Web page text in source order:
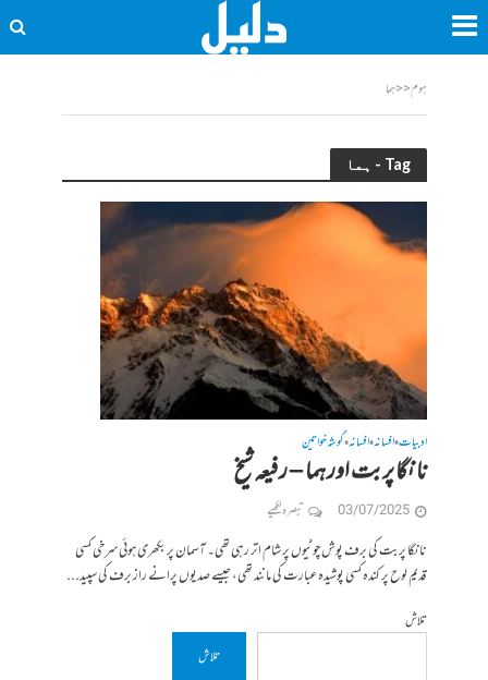
ہوم<<ہما
Tag - ہما
ادبیات•افسانہ•افسانہ•گوشہ خواتین
نانگا پربت اور ہما – رفیعہ شیخ
03/07/2025 تبصرہ لکھیے
نانگا پربت کی برف پوش چوٹیوں پر شام اتر رہی تھی۔ آسمان پر بکھری ہوئی سرخی کسی
قدیم لوح پر کندہ کسی پوشیدہ عبارت کی مانند تھی، جیسے صدیوں پرانے راز برف کی سپید...
تلاش
تلاش